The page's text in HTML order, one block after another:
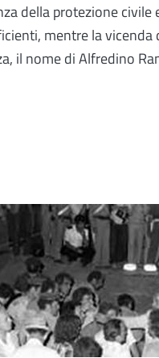
della protezione
mentre la
il nome di Alfredino